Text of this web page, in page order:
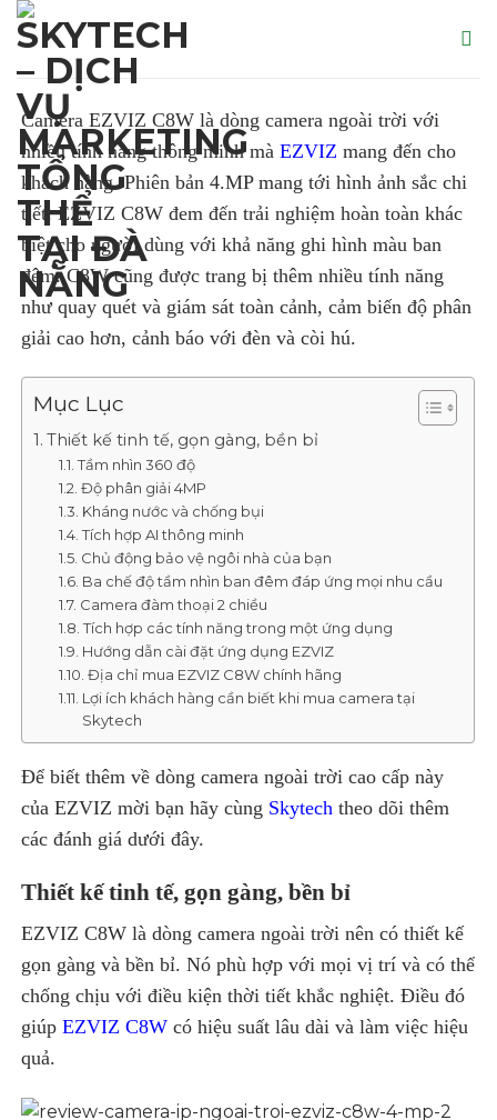
Skip
to
content
Camera EZVIZ C8W là dòng camera ngoài trời với
nhiều tính năng thông minh màEZVIZ mang đến cho
khách hàng. Phiên bản 4.MP mang tới hình ảnh sắc chi
tiết. EZVIZ C8W đem đến trải nghiệm hoàn toàn khác
biệt cho người dùng với khả năng ghi hình màu ban
đêm. C8W cũng được trang bị thêm nhiều tính năng
như quay quét và giám sát toàn cảnh, cảm biến độ phân
giải cao hơn, cảnh báo với đèn và còi hú.
Mục Lục
Thiết kế tinh tế, gọn gàng, bền bỉ
Tầm nhìn 360 độ
Độ phân giải 4MP
Kháng nước và chống bụi
Tích hợp AI thông minh
Chủ động bảo vệ ngôi nhà của bạn
Ba chế độ tầm nhìn ban đêm đáp ứng mọi nhu cầu
Camera đàm thoại 2 chiều
Tích hợp các tính năng trong một ứng dụng
Hướng dẫn cài đặt ứng dụng EZVIZ
Địa chỉ mua EZVIZ C8W chính hãng
Lợi ích khách hàng cần biết khi mua camera tại
Skytech
Để biết thêm về dòng camera ngoài trời cao cấp này
của EZVIZ mời bạn hãy cùng Skytech theo dõi thêm
các đánh giá dưới đây.
Thiết kế tinh tế, gọn gàng, bền bỉ
EZVIZ C8W là dòng camera ngoài trời nên có thiết kế
gọn gàng và bền bỉ. Nó phù hợp với mọi vị trí và có thể
chống chịu với điều kiện thời tiết khắc nghiệt. Điều đó
giúpEZVIZ C8W có hiệu suất lâu dài và làm việc hiệu
quả.